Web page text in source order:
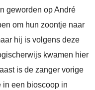
geworden op André
om hun zoontje naar
hij is volgens deze
kwamen hier
is de zanger vorige
in een bioscoop in